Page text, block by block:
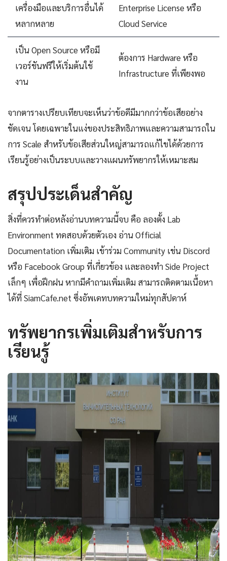
เครื่องมือและบริการอื่นได้
หลากหลาย
Enterprise License หรือ
Cloud Service
เป็น Open Source หรือมี
เวอร์ชันฟรีให้เริ่มต้นใช้
งาน
ต้องการ Hardware หรือ
Infrastructure ที่เพียงพอ
จากตารางเปรียบเทียบจะเห็นว่าข้อดีมีมากกว่าข้อเสียอย่าง
ชัดเจน โดยเฉพาะในแง่ของประสิทธิภาพและความสามารถใน
การ Scale สำหรับข้อเสียส่วนใหญ่สามารถแก้ไขได้ด้วยการ
เรียนรู้อย่างเป็นระบบและวางแผนทรัพยากรให้เหมาะสม
สรุปประเด็นสำคัญ
สิ่งที่ควรทำต่อหลังอ่านบทความนี้จบ คือ ลองตั้ง Lab
Environment ทดสอบด้วยตัวเอง อ่าน Official
Documentation เพิ่มเติม เข้าร่วม Community เช่น Discord
หรือ Facebook Group ที่เกี่ยวข้อง และลองทำ Side Project
เล็กๆ เพื่อฝึกฝน หากมีคำถามเพิ่มเติม สามารถติดตามเนื้อหา
ได้ที่ SiamCafe.net ซึ่งอัพเดทบทความใหม่ทุกสัปดาห์
ทรัพยากรเพิ่มเติมสำหรับการ
เรียนรู้